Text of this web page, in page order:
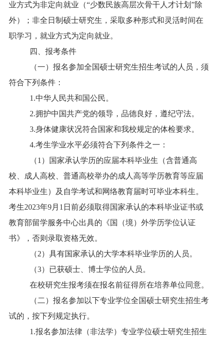
业方式为非定向就业（“少数民族高层次骨干人才计划”除
外）；非全日制硕士研究生，采取多种形式和灵活时间在
职学习，就业方式为定向就业。
四、报考条件
（一）报名参加全国硕士研究生招生考试的人员，须
符合下列条件：
1.中华人民共和国公民。
2.拥护中国共产党的领导，品德良好，遵纪守法。
3.身体健康状况符合国家和我校规定的体检要求。
4.考生学业水平必须符合下列条件之一：
（1）国家承认学历的应届本科毕业生（含普通高
校、成人高校、普通高校举办的成人高等学历教育等应届
本科毕业生）及自学考试和网络教育届时可毕业本科生。
考生2023年9月1日前必须取得国家承认的本科毕业证书或
教育部留学服务中心出具的《国（境）外学历学位认证
书》，否则录取资格无效。
（2）具有国家承认的大学本科毕业学历的人员。
（3）已获硕士、博士学位的人员。
在校研究生报考须在报名前征得所在培养单位同意。
（二）报名参加以下专业学位全国硕士研究生招生考
试的，按下列规定执行。
1.报名参加法律（非法学）专业学位硕士研究生招生